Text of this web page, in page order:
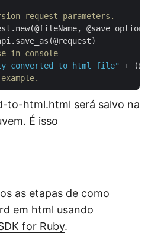
request parameters.
in console
converted to html file"
to-html.html será salvo na
É isso
as etapas de como
em html usando
for Ruby.